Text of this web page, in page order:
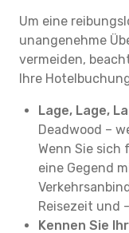
Um eine
unangenehme
vermeiden,
Ihre
Lage, Lage,
Deadwood –
Wenn Sie
eine Gegend
Reisezeit und
Kennen Sie